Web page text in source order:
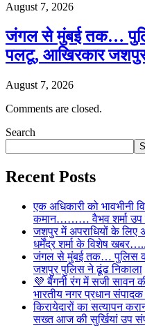
August 7, 2026
जंगल से मुंबई तक…
पलटू, आखिरकार
August 7, 2026
Comments are closed.
Search
Recent Posts
एक अधिकारी को भावभीनी
कमान……… वैभव शर्मा उप
जशपुर में अपराधियों के लिए
धर्मेंद्र शर्मा के विशेष खबर…..
जंगल से मुंबई तक… पुलिस
जशपुर पुलिस ने ढूंढ निकाला
💜 बैंगनी रंग में सजी सावन
भारतीय नगर प्रधान
किरायेदारों का सत्यापन
सख्त आज की सुर्खियां उप